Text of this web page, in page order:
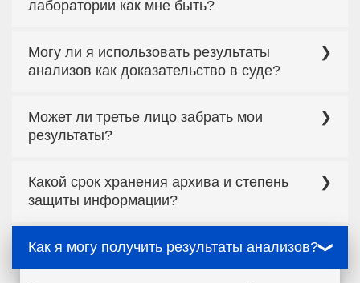
лаборатории как мне быть?
исследований можно получить только при
условии сдачи анализов в лаборатории
«Интермедикал». В противном случае, если
организации, все повторные и последующие
консультации ведутся на стороне того
медицинского центра, где были сданы анализы.
Могу ли я использовать результаты
анализов как доказательство в суде?
Может ли третье лицо забрать мои
результаты?
человека, сдавшего анализы.
Какой срок хранения архива и степень
защиты информации?
конфиденциальности и сохранности информации
Как я могу получить результаты анализов?